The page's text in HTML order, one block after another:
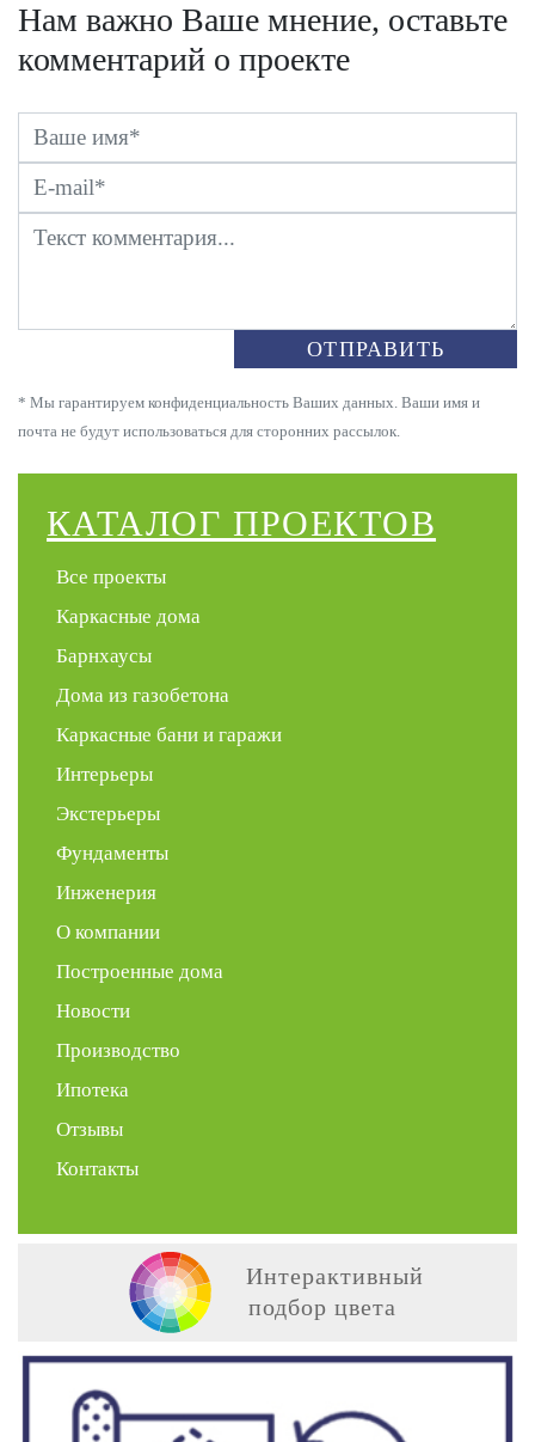
Нам важно Ваше мнение, оставьте
комментарий о проекте
ОТПРАВИТЬ
* Мы гарантируем конфиденциальность Ваших данных. Ваши имя и
почта не будут использоваться для сторонних рассылок.
КАТАЛОГ ПРОЕКТОВ
Все проекты
Каркасные дома
Барнхаусы
Дома из газобетона
Каркасные бани и гаражи
Интерьеры
Экстерьеры
Фундаменты
Инженерия
О компании
Построенные дома
Новости
Производство
Ипотека
Отзывы
Контакты
Интерактивный
подбор цвета